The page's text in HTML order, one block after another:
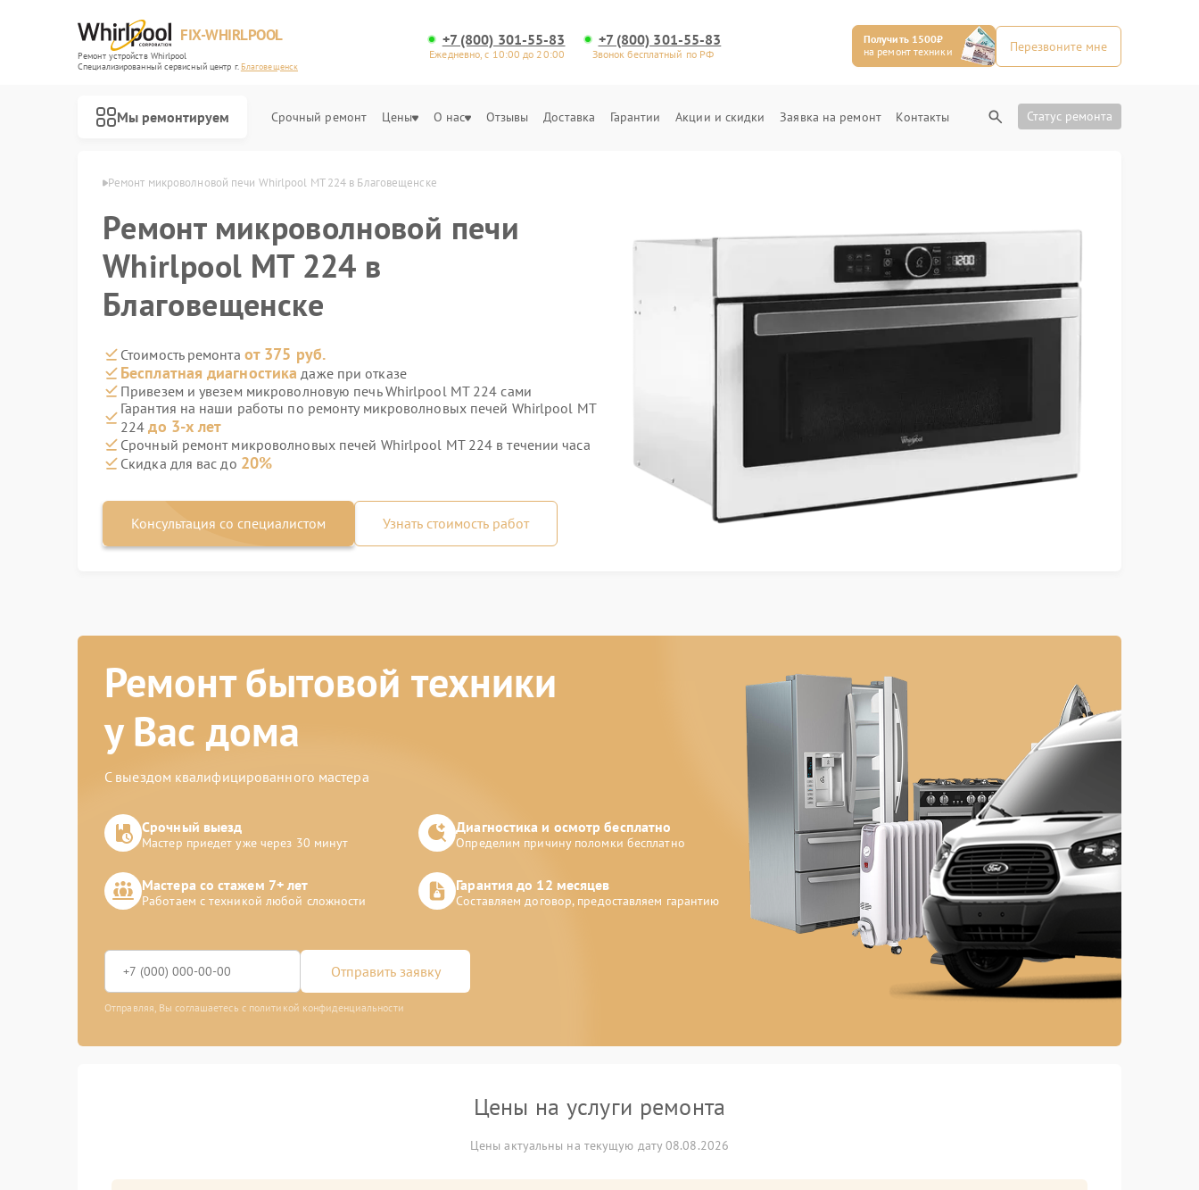
FIX-WHIRLPOOL
Ремонт устройств Whirlpool
Специализированный cервисный центр г. Благовещенск
+7 (800) 301-55-83
Ежедневно, с 10:00 до 20:00
+7 (800) 301-55-83
Звонок бесплатный по РФ
Получить 1500₽
на ремонт техники
Перезвоните мне
Мы ремонтируем Срочный ремонт Цены О нас Отзывы Доставка Гарантии Акции и скидки Заявка на ремонт Контакты Статус ремонта
Ремонт микроволновой печи Whirlpool MT 224 в Благовещенске
Ремонт микроволновой печи
Whirlpool MT 224 в
Благовещенске
Стоимость ремонта от 375 руб.
Бесплатная диагностика даже при отказе
Привезем и увезем микроволновую печь Whirlpool MT 224 сами
Гарантия на наши работы по ремонту микроволновых печей Whirlpool MT
224до 3-х лет
Срочный ремонт микроволновых печей Whirlpool MT 224 в течении часа
Скидка для вас до 20%
Консультация со специалистом Узнать стоимость работ
Ремонт бытовой техники
у Вас дома
С выездом квалифицированного мастера
Срочный выезд
Мастер приедет уже через 30 минут
Диагностика и осмотр бесплатно
Определим причину поломки бесплатно
Мастера со стажем 7+ лет
Работаем с техникой любой сложности
Гарантия до 12 месяцев
Составляем договор, предоставляем гарантию
Отправить заявку
Отправляя, Вы соглашаетесь с политикой конфиденциальности
Цены на услуги ремонта
Цены актуальны на текущую дату 08.08.2026